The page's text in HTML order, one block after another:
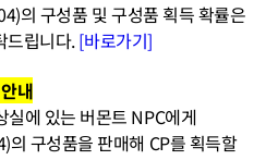
의 구성품 및 구성품 획득 확률은
드립니다.[바로가기]
안내
실에 있는 버몬트 NPC에게
의 구성품을 판매해 CP를 획득할